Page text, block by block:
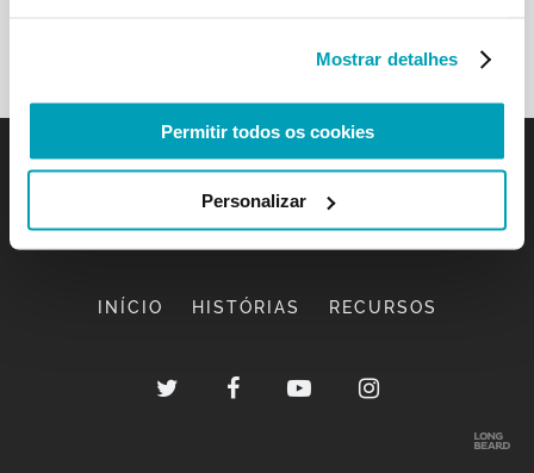
Mostrar detalhes
Permitir todos os cookies
Personalizar
INÍCIO HISTÓRIAS RECURSOS